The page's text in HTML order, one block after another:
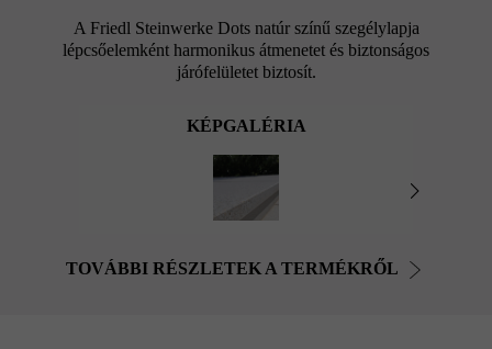
A Friedl Steinwerke Dots natúr színű szegélylapja
lépcsőelemként harmonikus átmenetet és biztonságos
járófelületet biztosít.
KÉPGALÉRIA
TOVÁBBI RÉSZLETEK A TERMÉKRŐL